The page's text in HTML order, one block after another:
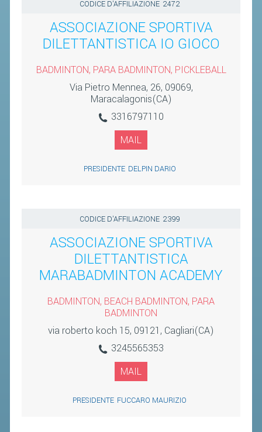
CODICE D'AFFILIAZIONE 2472
ASSOCIAZIONE SPORTIVA
DILETTANTISTICA IO GIOCO
BADMINTON, PARA BADMINTON, PICKLEBALL
Via Pietro Mennea, 26, 09069,
Maracalagonis(CA)
3316797110
MAIL
PRESIDENTE DELPIN DARIO
CODICE D'AFFILIAZIONE 2399
ASSOCIAZIONE SPORTIVA
DILETTANTISTICA
MARABADMINTON ACADEMY
BADMINTON, BEACH BADMINTON, PARA
BADMINTON
via roberto koch 15, 09121, Cagliari(CA)
3245565353
MAIL
PRESIDENTE FUCCARO MAURIZIO